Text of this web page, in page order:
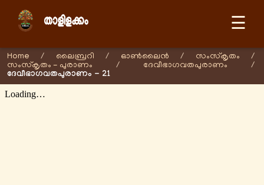
☰
Home / ലൈബ്രറി / ഓണ്‍ലൈന്‍ / സംസ്കൃതം
/
സംസ്കൃതം - പുരാണം
/ ദേവീഭാഗവതപുരാണം /
ദേവീഭാഗവതപുരാണം - 21